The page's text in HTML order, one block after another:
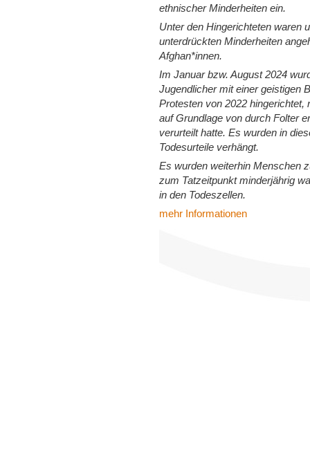
ethnischer Minderheiten ein.
Unter den Hingerichteten waren
unterdrückten Minderheiten
Afghan*innen.
Im Januar bzw. August 2024
Jugendlicher mit einer geistigen
Protesten von 2022 hingerichtet,
auf Grundlage von durch Folter
verurteilt hatte. Es wurden in
Todesurteile verhängt.
Es wurden weiterhin Menschen
zum Tatzeitpunkt minderjährig
in den Todeszellen.
mehr Informationen